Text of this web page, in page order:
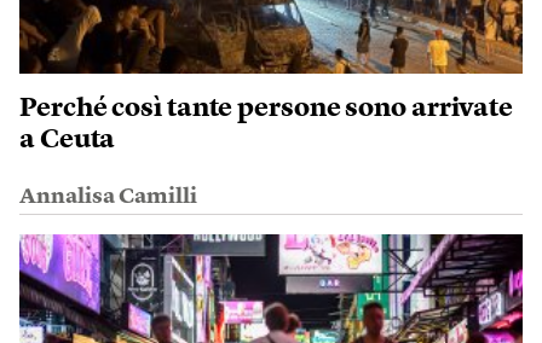
Perché così tante persone sono arrivate
a Ceuta
Annalisa Camilli